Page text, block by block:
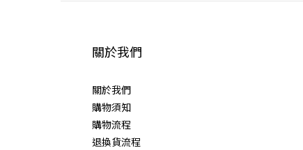
關於我們
關於我們
購物須知
購物流程
退換貨流程